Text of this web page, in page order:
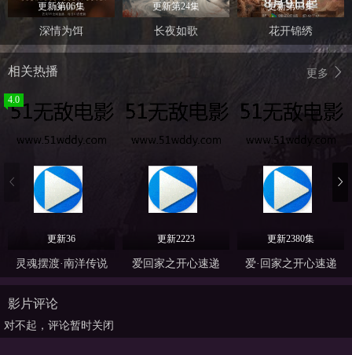
更新第06集
深情为饵
更新第24集
长夜如歌
更新第03集
花开锦绣
更多
相关热播
4.0
更新36
灵魂摆渡·南洋传说
更新2223
爱回家之开心速递
更新2380集
爱·回家之开心速递
影片评论
对不起，评论暂时关闭